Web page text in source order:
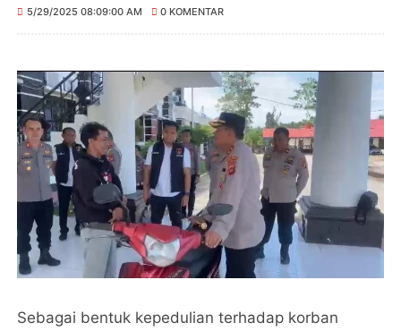
5/29/2025 08:09:00 AM 0 KOMENTAR
Sebagai bentuk kepedulian terhadap korban